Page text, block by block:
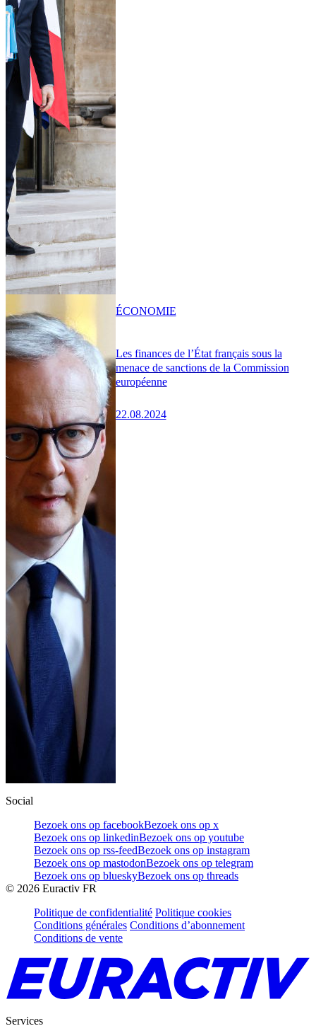
Les finances de l’État français sous la
menace de sanctions de la Commission
européenne
22.08.2024
ÉCONOMIE
Social
Bezoek ons op facebookBezoek ons op x
Bezoek ons op linkedinBezoek ons op youtube
Bezoek ons op rss-feedBezoek ons op instagram
Bezoek ons op mastodonBezoek ons op telegram
Bezoek ons op blueskyBezoek ons op threads
© 2026 Euractiv FR
Politique de confidentialité Politique cookies
Conditions générales Conditions d’abonnement
Conditions de vente
Services